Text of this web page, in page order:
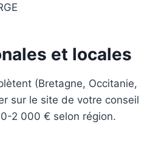
et locales
(Bretagne, Occitanie,
sur le site de votre conseil
2 000 € selon région.